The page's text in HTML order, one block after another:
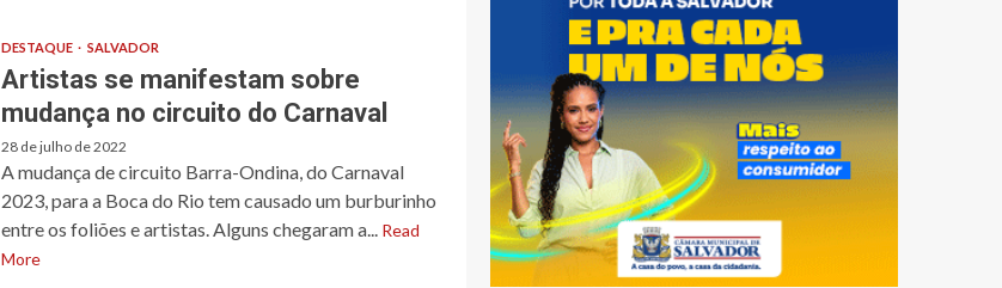
DESTAQUE SALVADOR
Artistas se manifestam sobre
mudança no circuito do Carnaval
28 de julho de 2022
A mudança de circuito Barra-Ondina, do Carnaval
2023, para a Boca do Rio tem causado um burburinho
entre os foliões e artistas. Alguns chegaram a...
Read
More